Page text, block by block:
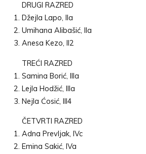
DRUGI RAZRED
Džejla Lapo, Ila
Umihana Alibašić, Ila
Anesa Kezo, II2
TREĆI RAZRED
Samina Borić, Illa
Lejla Hodžić, Illa
Nejla Ćosić, III4
ČETVRTI RAZRED
Adna Prevljak, IVc
Emina Sakić, IVa